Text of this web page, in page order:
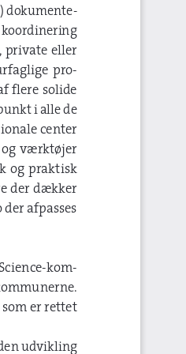
dokumente-
private eller
pro-
flere solide
i alle de
center
og  værktøjer
og  praktisk
der dækker
afpasses
kom-
er rettet
udvikling